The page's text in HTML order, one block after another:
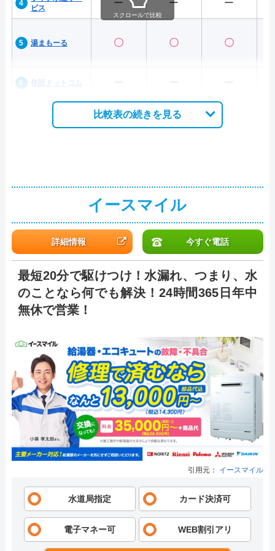
ビス
ー ー ー
湯まもーる 〇 〇 〇
住設ドットコム
スクロールで比較
比較表の続きを見る
イースマイル
詳細情報 今すぐ電話
最短20分で駆けつけ！水漏れ、つまり、水
のことなら何でも解決！24時間365日年中
無休で営業！
引用元： イースマイル
水道局指定 カード決済可
電子マネー可 WEB割引アリ